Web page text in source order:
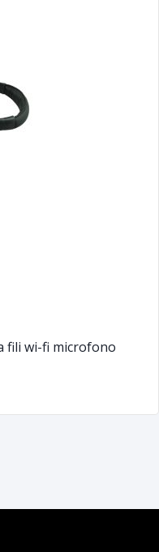
fili wi-fi microfono